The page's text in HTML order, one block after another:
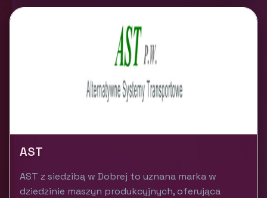
AST
AST z siedzibą w Dobrej to uznana marka w
dziedzinie maszyn produkcyjnych, oferująca